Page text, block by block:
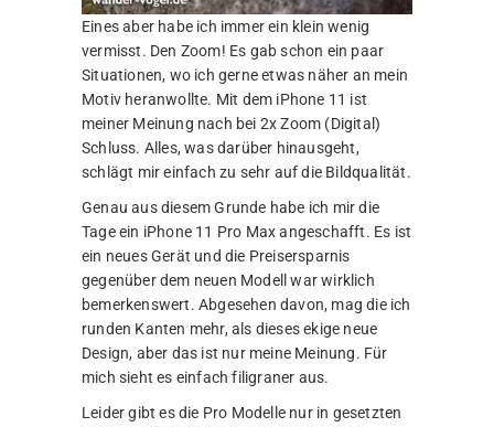
Eines aber habe ich immer ein klein wenig
vermisst. Den Zoom! Es gab schon ein paar
Situationen, wo ich gerne etwas näher an mein
Motiv heranwollte. Mit dem iPhone 11 ist
meiner Meinung nach bei 2x Zoom (Digital)
Schluss. Alles, was darüber hinausgeht,
schlägt mir einfach zu sehr auf die Bildqualität.
Genau aus diesem Grunde habe ich mir die
Tage ein iPhone 11 Pro Max angeschafft. Es ist
ein neues Gerät und die Preisersparnis
gegenüber dem neuen Modell war wirklich
bemerkenswert. Abgesehen davon, mag die ich
runden Kanten mehr, als dieses ekige neue
Design, aber das ist nur meine Meinung. Für
mich sieht es einfach filigraner aus.
Leider gibt es die Pro Modelle nur in gesetzten